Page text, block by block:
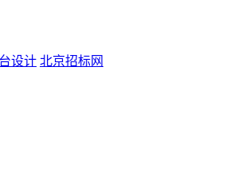
设计 北京招标网